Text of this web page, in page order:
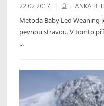
22.02.2017 HANKA
Metoda Baby Led Weaning
pevnou stravou. V tomto
...